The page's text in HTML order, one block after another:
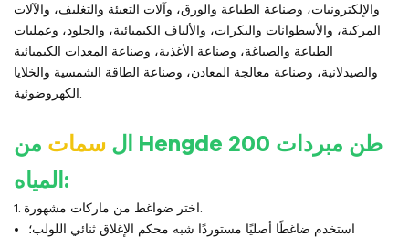
والإلكترونيات، وصناعة الطباعة والورق، وآلات التعبئة والتغليف، والآلات
المركبة، والأسطوانات والبكرات، والألياف الكيميائية، والجلود، وعمليات
الطباعة والصباغة، وصناعة الأغذية، وصناعة المعدات الكيميائية
والصيدلانية، وصناعة معالجة المعادن، وصناعة الطاقة الشمسية والخلايا
ال سمات من Hengde 200 طن مبردات
المياه:
استخدم ضاغطًا أصليًا مستوردًا شبه محكم الإغلاق ثنائي اللولب؛